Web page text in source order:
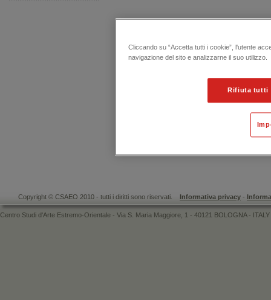
Copyright © CSAEO 2010 - tutti i diritti sono riservati. Informativa privacy -
Centro Studi d'Arte Estremo-Orientale - Via S. Maria Maggiore, 1 - 40121 BOLOGNA -
Cliccando su “Accetta tutti i cookie”, l'utente
navigazione del sito e analizzarne il suo utilizzo.
Rifiuta tutti